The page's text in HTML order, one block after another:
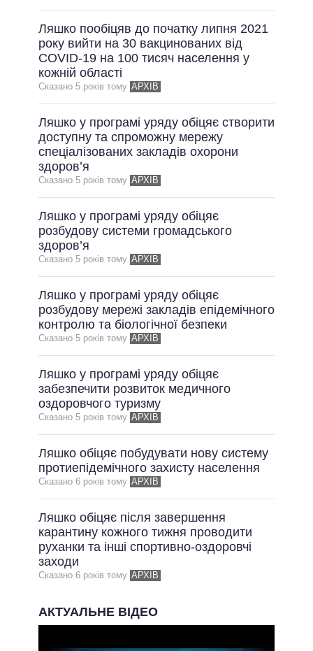
Ляшко пообіцяв до початку липня 2021
року вийти на 30 вакцинованих від
COVID-19 на 100 тисяч населення у
кожній області
Сказано 5 рокiв тому АРХІВ
Ляшко у програмі уряду обіцяє створити
доступну та спроможну мережу
спеціалізованих закладів охорони
здоров’я
Сказано 5 рокiв тому АРХІВ
Ляшко у програмі уряду обіцяє
розбудову системи громадського
здоров’я
Сказано 5 рокiв тому АРХІВ
Ляшко у програмі уряду обіцяє
розбудову мережі закладів епідемічного
контролю та біологічної безпеки
Сказано 5 рокiв тому АРХІВ
Ляшко у програмі уряду обіцяє
забезпечити розвиток медичного
оздоровчого туризму
Сказано 5 рокiв тому АРХІВ
Ляшко обіцяє побудувати нову систему
протиепідемічного захисту населення
Сказано 6 рокiв тому АРХІВ
Ляшко обіцяє після завершення
карантину кожного тижня проводити
руханки та інші спортивно-оздоровчі
заходи
Сказано 6 рокiв тому АРХІВ
АКТУАЛЬНЕ ВІДЕО